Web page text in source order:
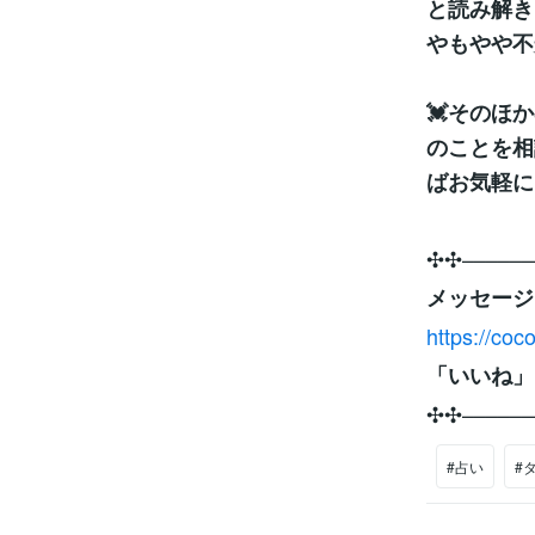
と読み解
やもやや
💓そのほ
のことを
ばお気軽
メッセー
https://
「いいね
#占い #